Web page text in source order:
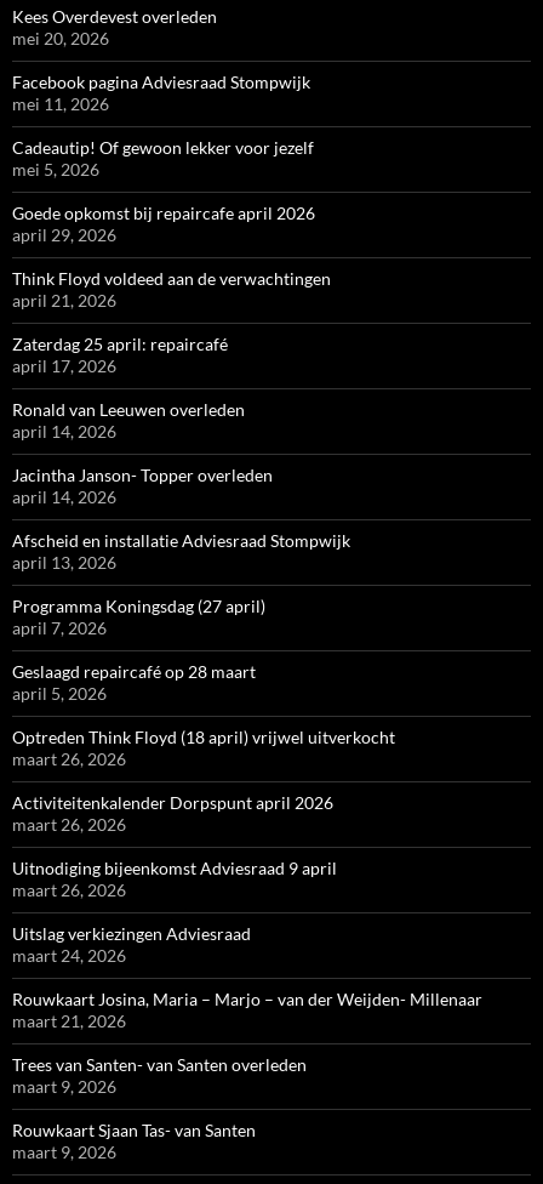
Kees Overdevest overleden
mei 20, 2026
Facebook pagina Adviesraad Stompwijk
mei 11, 2026
Cadeautip! Of gewoon lekker voor jezelf
mei 5, 2026
Goede opkomst bij repaircafe april 2026
april 29, 2026
Think Floyd voldeed aan de verwachtingen
april 21, 2026
Zaterdag 25 april: repaircafé
april 17, 2026
Ronald van Leeuwen overleden
april 14, 2026
Jacintha Janson- Topper overleden
april 14, 2026
Afscheid en installatie Adviesraad Stompwijk
april 13, 2026
Programma Koningsdag (27 april)
april 7, 2026
Geslaagd repaircafé op 28 maart
april 5, 2026
Optreden Think Floyd (18 april) vrijwel uitverkocht
maart 26, 2026
Activiteitenkalender Dorpspunt april 2026
maart 26, 2026
Uitnodiging bijeenkomst Adviesraad 9 april
maart 26, 2026
Uitslag verkiezingen Adviesraad
maart 24, 2026
Rouwkaart Josina, Maria – Marjo – van der Weijden- Millenaar
maart 21, 2026
Trees van Santen- van Santen overleden
maart 9, 2026
Rouwkaart Sjaan Tas- van Santen
maart 9, 2026